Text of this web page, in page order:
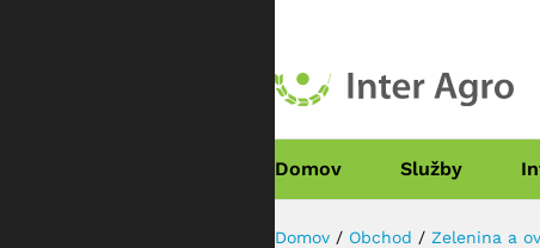
Domov Služby
Domov / Obchod / Zelenina a